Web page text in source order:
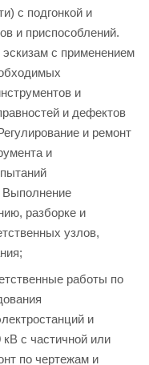
с подгонкой и
и приспособлений.
с применением
и
и дефектов
и ремонт
и
Выполнение
разборке и
узлов,
работы по
и
с частичной или
по чертежам и